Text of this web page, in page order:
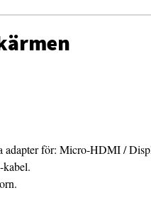
för: Micro-HDMI /